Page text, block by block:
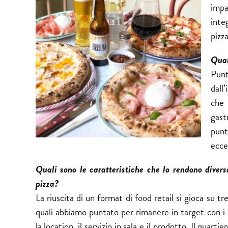
Quali sono le caratteristiche che lo rendono
pizza?
La riuscita di un format di food retail si gioca su
quali abbiamo puntato per rimanere in target con